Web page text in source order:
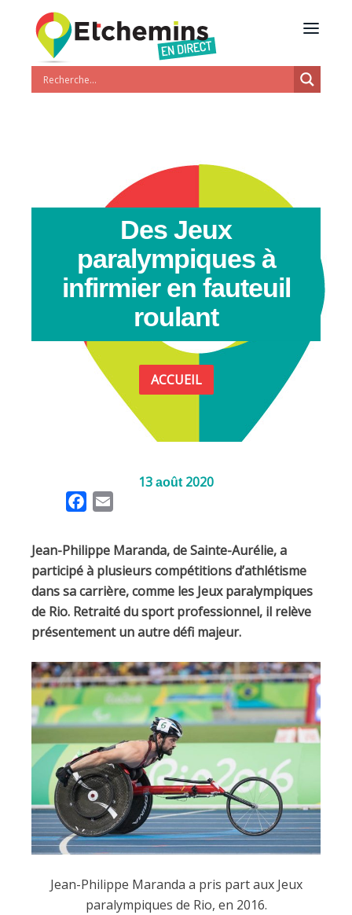
Des Jeux
paralympiques à
infirmier en fauteuil
roulant
ACCUEIL
13 août 2020
e
b
o
o
k
i
l
Jean-Philippe Maranda, de Sainte-Aurélie, a
participé à plusieurs compétitions d’athlétisme
dans sa carrière, comme les Jeux paralympiques
de Rio. Retraité du sport professionnel, il relève
présentement un autre défi majeur.
Jean-Philippe Maranda a pris part aux Jeux
paralympiques de Rio, en 2016.